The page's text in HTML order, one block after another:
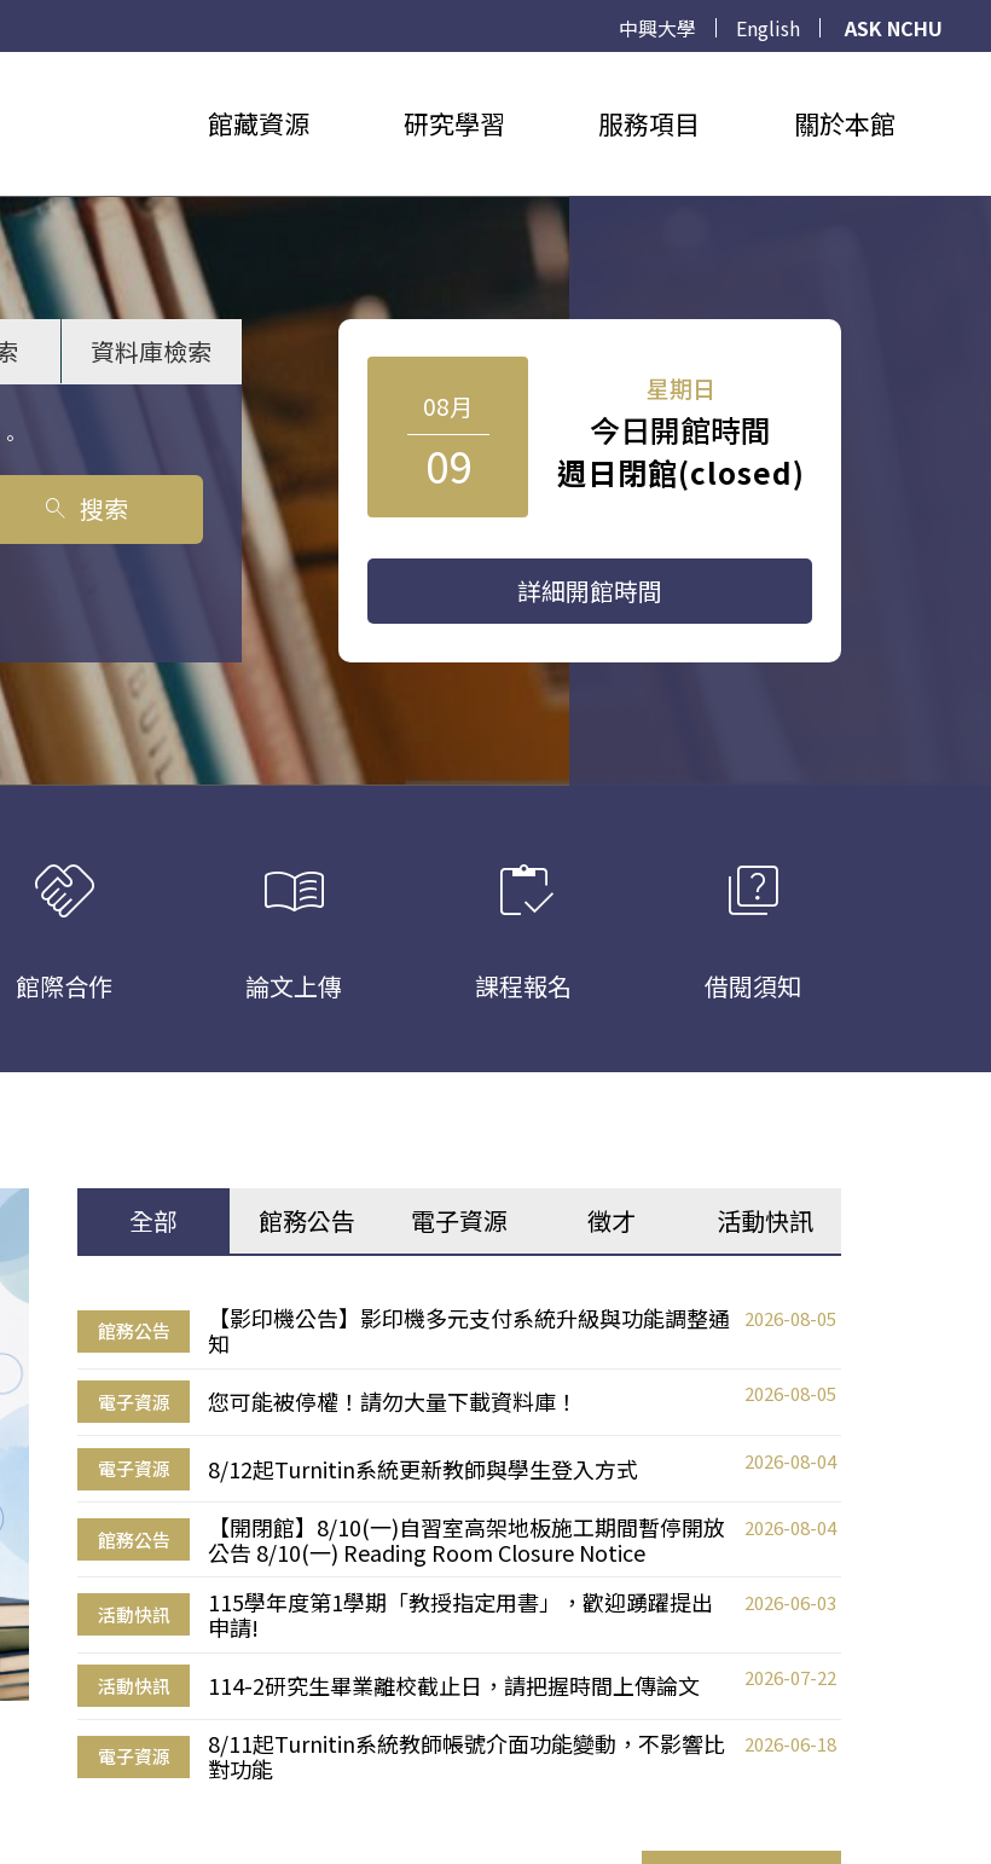
中興大學 English
ASK NCHU
館藏資源 研究學習 服務項目 關於本館
資料庫檢索
search 搜索
08月
09
星期日
今日開館時間
週日閉館(closed)
詳細開館時間
handshake
館際合作
menu_book
論文上傳
inventory
課程報名
quiz
借閱須知
全部 館務公告 電子資源 徵才 活動快訊
館務公告
【影印機公告】影印機多元支付系統升級與功能調整通
知
2026-08-05
電子資源 您可能被停權！請勿大量下載資料庫！ 2026-08-05
電子資源 8/12起Turnitin系統更新教師與學生登入方式 2026-08-04
館務公告
【開閉館】8/10(一)自習室高架地板施工期間暫停開放
公告 8/10(一) Reading Room Closure Notice
2026-08-04
活動快訊
115學年度第1學期「教授指定用書」，歡迎踴躍提出
申請!
2026-06-03
活動快訊 114-2研究生畢業離校截止日，請把握時間上傳論文 2026-07-22
電子資源
8/11起Turnitin系統教師帳號介面功能變動，不影響比
對功能
2026-06-18